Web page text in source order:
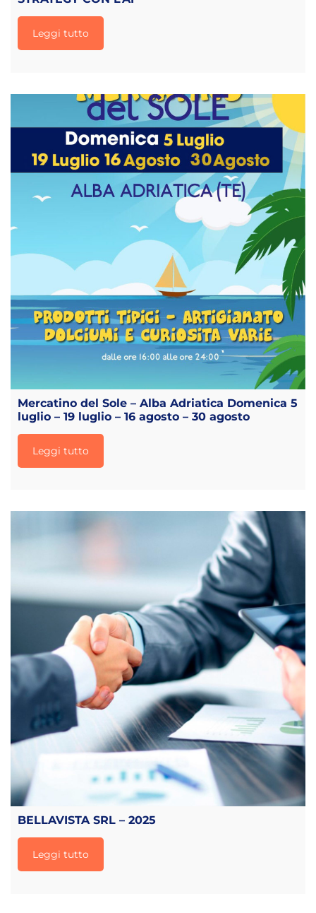
Leggi tutto
Mercatino del Sole – Alba Adriatica Domenica 5
luglio – 19 luglio – 16 agosto – 30 agosto
Leggi tutto
BELLAVISTA SRL – 2025
Leggi tutto